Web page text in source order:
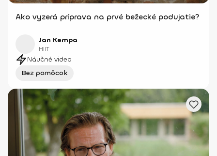
Ako vyzerá príprava na prvé bežecké podujatie?
Jan Kempa
HIIT
Náučné video
Bez pomôcok